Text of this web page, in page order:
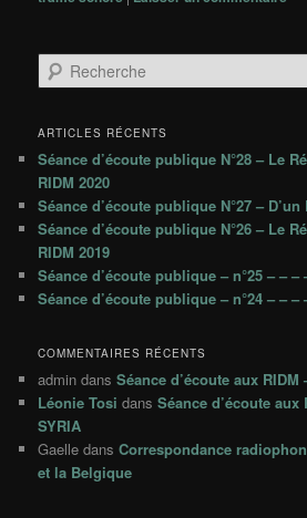
e
h
r
c
h
e
ARTICLES RÉCENTS
Séance d’écoute publique N°28 – Le
RIDM 2020
Séance d’écoute publique N°27 – D’un
Séance d’écoute publique N°26 – Le
RIDM 2019
Séance d’écoute publique – n°25 – –
Séance d’écoute publique – n°24 – – –
COMMENTAIRES RÉCENTS
admin dansSéance d’écoute aux RIDM
Léonie Tosi dansSéance d’écoute aux
SYRIA
Gaelle dansCorrespondance
et la Belgique